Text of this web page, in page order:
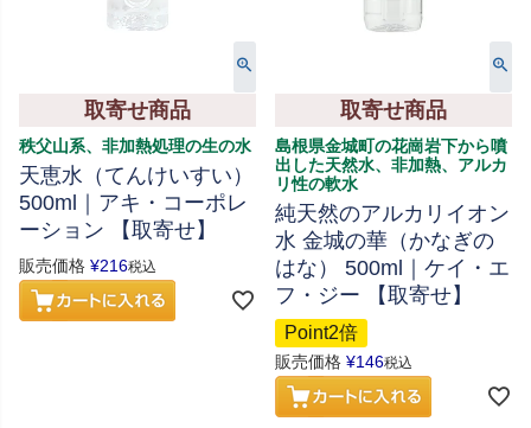
取寄せ商品
秩父山系、非加熱処理の生の水
天恵水（てんけいすい）
500ml｜アキ・コーポレ
ーション 【取寄せ】
販売価格 ¥216税込
取寄せ商品
島根県金城町の花崗岩下から噴
出した天然水、非加熱、アルカ
リ性の軟水
純天然のアルカリイオン
水 金城の華（かなぎの
はな） 500ml｜ケイ・エ
フ・ジー 【取寄せ】
Point2倍
販売価格 ¥146税込